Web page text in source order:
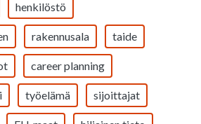
henkilöstö
rakennusala taide
career planning
työelämä sijoittajat